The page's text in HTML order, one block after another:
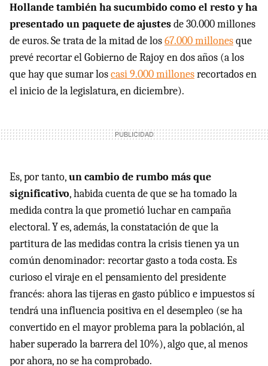
Hollande también ha sucumbido como el resto y ha
presentado un paquete de ajustesde 30.000 millones
de euros. Se trata de la mitad de los67.000 millonesque
prevé recortar el Gobierno de Rajoy en dos años (a los
que hay que sumar loscasi 9.000 millonesrecortados en
el inicio de la legislatura, en diciembre).
Es, por tanto,un cambio de rumbo más que
significativo, habida cuenta de que se ha tomado la
medida contra la que prometió luchar en campaña
electoral. Y es, además, la constatación de que la
partitura de las medidas contra la crisis tienen ya un
común denominador: recortar gasto a toda costa. Es
curioso el viraje en el pensamiento del presidente
francés: ahora las tijeras en gasto público e impuestos sí
tendrá una influencia positiva en el desempleo (se ha
convertido en el mayor problema para la población, al
haber superado la barrera del 10%), algo que, al menos
por ahora, no se ha comprobado.